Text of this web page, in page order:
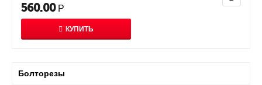
560.00 Р
КУПИТЬ
Болторезы